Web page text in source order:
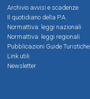
Archivio avvisi e scadenze
Il quotidiano della P.A.
Normattiva: leggi nazionali
Normattiva: leggi regionali
Pubblicazioni Guide Turistiche
Link utili
Newsletter